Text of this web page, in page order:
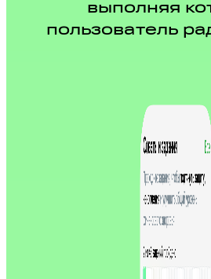
выполняя
пользователь